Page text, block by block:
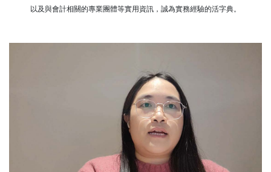
以及與會計相關的專業團體等實用資訊，誠為實務經驗的活字典。